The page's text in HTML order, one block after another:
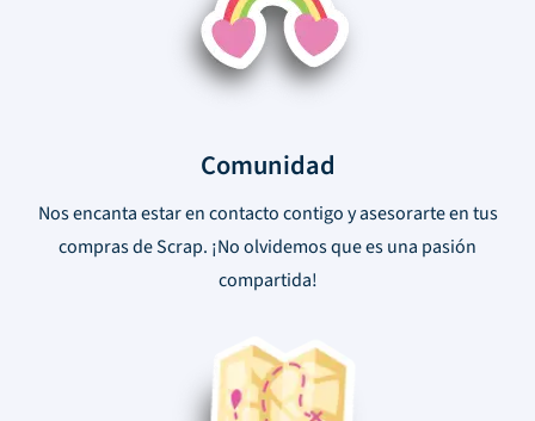
Comunidad
Nos encanta estar en contacto contigo y asesorarte en tus
compras de Scrap. ¡No olvidemos que es una pasión
compartida!